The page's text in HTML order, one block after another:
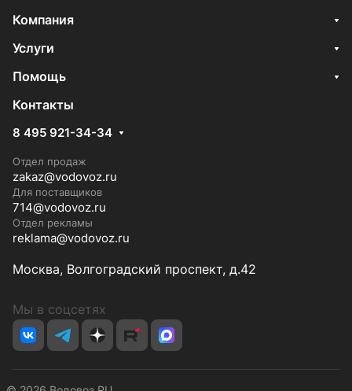
Компания
Услуги
Помощь
Контакты
8 495 921-34-34
Отдел продаж
zakaz@vodovoz.ru
Для поставщиков
714@vodovoz.ru
Отдел рекламы
reklama@vodovoz.ru
Москва, Волгоградский проспект, д.42
Мы в соцсетях